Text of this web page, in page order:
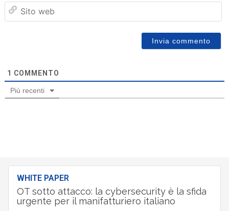
1 COMMENTO
Più recenti
WHITE PAPER
OT sotto attacco: la cybersecurity è la sfida
urgente per il manifatturiero italiano